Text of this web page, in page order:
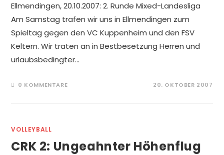
Ellmendingen, 20.10.2007: 2. Runde Mixed-Landesliga
Am Samstag trafen wir uns in Ellmendingen zum
Spieltag gegen den VC Kuppenheim und den FSV
Keltern. Wir traten an in Bestbesetzung Herren und
urlaubsbedingter…
0 KOMMENTARE 20. OKTOBER 2007
VOLLEYBALL
CRK 2: Ungeahnter Höhenflug